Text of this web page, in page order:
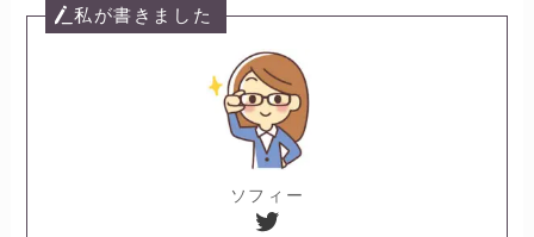
私が書きました
ソフィー
Twitter